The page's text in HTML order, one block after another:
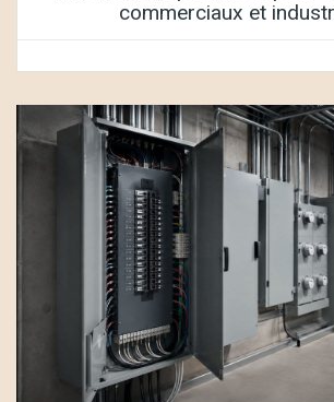
commerciaux et